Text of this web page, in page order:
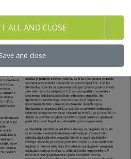
ALL AND CLOSE
Save and close